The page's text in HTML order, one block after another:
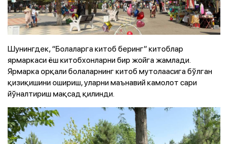
Шунингдек, “Болаларга китоб беринг” китоблар
ярмаркаси ёш китобхонларни бир жойга жамлади.
Ярмарка орқали болаларнинг китоб мутолаасига бўлган
қизиқишини ошириш, уларни маънавий камолот сари
йўналтириш мақсад қилинди.